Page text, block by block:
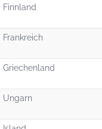
Finnland
Frankreich
Griechenland
Ungarn